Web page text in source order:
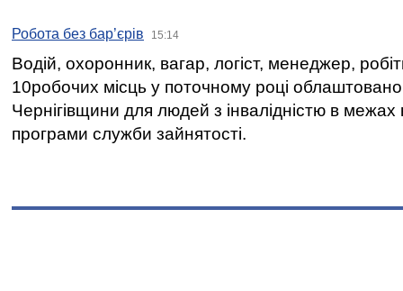
Робота без бар’єрів 15:14
Водій, охоронник, вагар, логіст, менеджер,
10робочих місць у поточному році
Чернігівщини для людей з інвалідністю в межах
програми служби зайнятості.